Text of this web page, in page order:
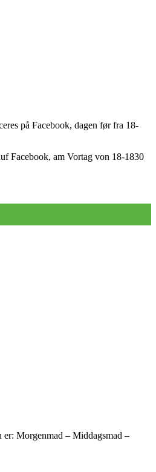
dagen før fra 18-
am Vortag von 18-1830
–
– is til hjemturen.